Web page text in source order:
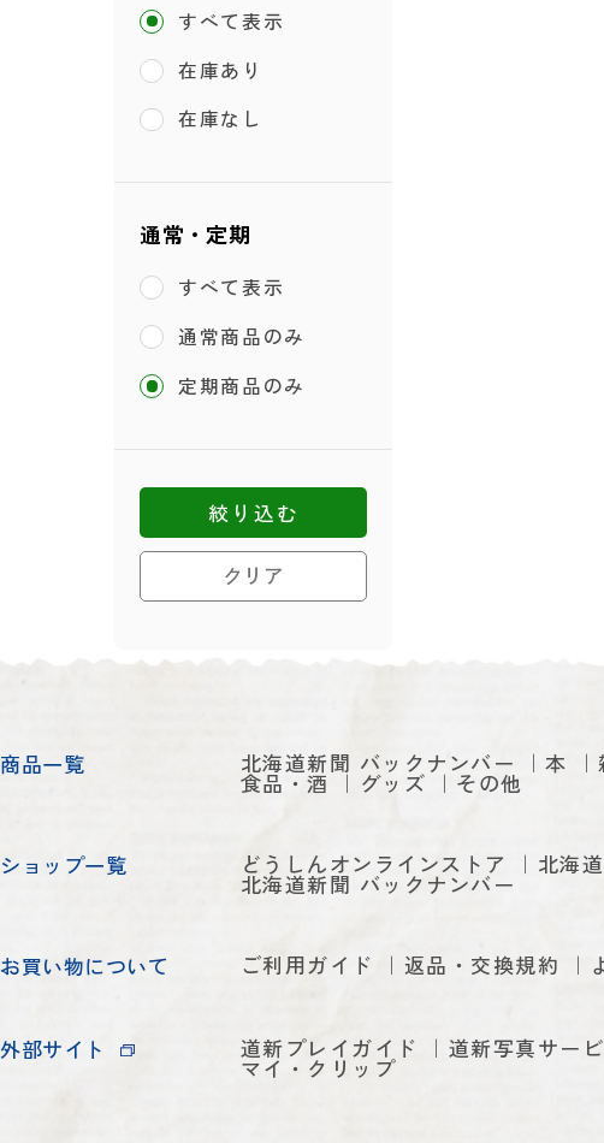
すべて表示
在庫あり
在庫なし
通常・定期
すべて表示
通常商品のみ
定期商品のみ
クリア
絞り込む
商品一覧 北海道新聞 バックナンバー 本
食品・酒 グッズ その他
ショップ一覧 どうしんオンラインストア 北海
北海道新聞 バックナンバー
お買い物について ご利用ガイド 返品・交換規約
外部サイト 道新プレイガイド 道新写真サー
マイ・クリップ